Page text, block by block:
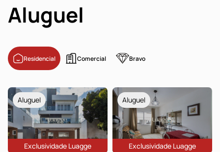
Aluguel
Residencial Comercial Bravo
Exclusividade Luagge
Aluguel
Exclusividade Luagge
Aluguel